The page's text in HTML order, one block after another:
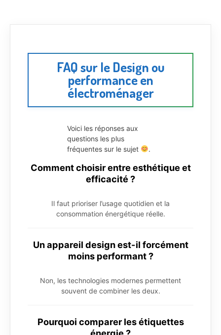
FAQ sur le Design ou
performance en
électroménager
Voici les réponses aux
questions les plus
fréquentes sur le sujet
.
Comment choisir entre esthétique et
efficacité ?
Il faut prioriser l’usage quotidien et la
consommation énergétique réelle.
Un appareil design est-il forcément
moins performant ?
Non, les technologies modernes permettent
souvent de combiner les deux.
Pourquoi comparer les étiquettes